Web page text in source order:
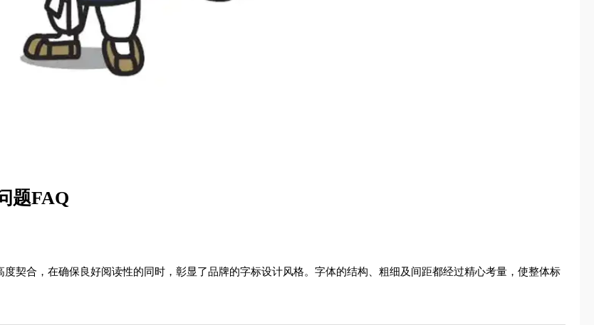
题FAQ
契合，在确保良好阅读性的同时，彰显了品牌的字标设计风格。字体的结构、粗细及间距都经过精心考量，使整体标